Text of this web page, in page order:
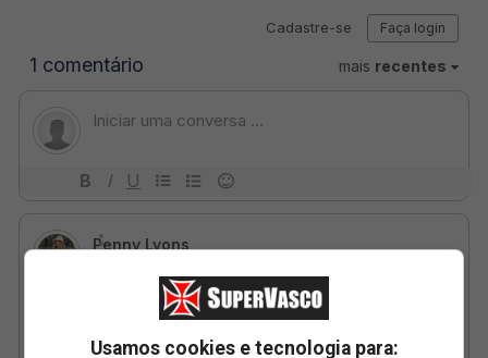
Usamos cookies e tecnologia para: